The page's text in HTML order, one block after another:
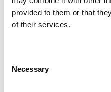
provided to them or that
of their services.
Selection
Necessary
GE Real Estate i
Erforderliga